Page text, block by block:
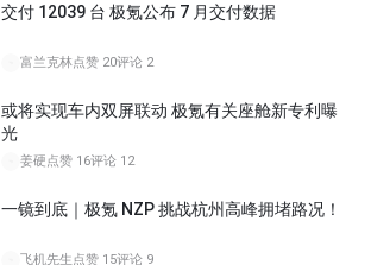
交付 12039 台 极氪公布 7 月交付数据
富兰克林点赞 20评论 2
或将实现车内双屏联动 极氪有关座舱新专利曝
光
姜硬点赞 16评论 12
一镜到底｜极氪 NZP 挑战杭州高峰拥堵路况！
飞机先生点赞 15评论 9